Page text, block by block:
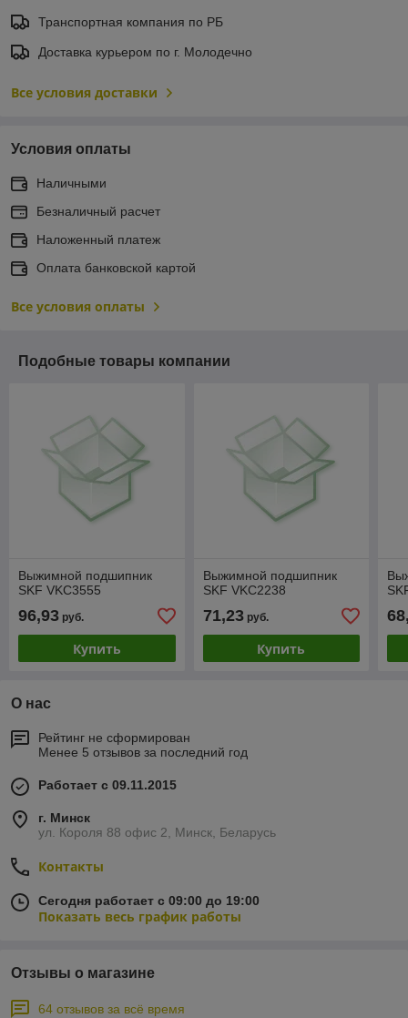
Транспортная компания по РБ
Доставка курьером по г. Молодечно
Все условия доставки
Условия оплаты
Наличными
Безналичный расчет
Наложенный платеж
Оплата банковской картой
Все условия оплаты
Подобные товары компании
Выжимной подшипник
SKF VKC3555
96,93 руб.
Купить
Выжимной подшипник
SKF VKC2238
71,23руб.
Купить
О нас
Рейтинг не сформирован
Менее 5 отзывов за последний год
Работает с 09.11.2015
г. Минск
ул. Короля 88 офис 2, Минск, Беларусь
Контакты
Сегодня работает с 09:00 до 19:00
Показать весь график работы
Отзывы о магазине
64 отзывов за всё время